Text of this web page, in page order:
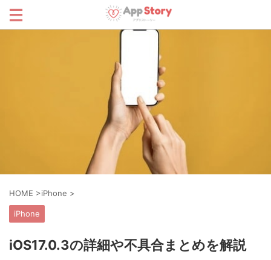
HOME >iPhone >
iPhone
iOS17.0.3の詳細や不具合まとめを解説